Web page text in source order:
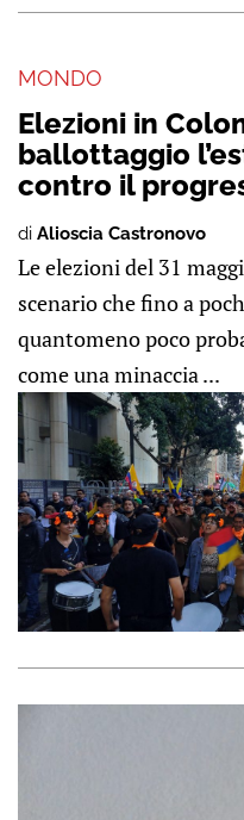
MONDO
Elezioni in
ballottaggio
contro il
di Alioscia Castronovo
Le elezioni del 31
scenario che fino a
quantomeno poco
come una minaccia ...